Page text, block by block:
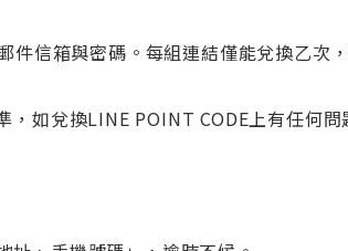
信箱與密碼。每組連結僅能兌換乙次
如兌換LINE POINT CODE上有任何